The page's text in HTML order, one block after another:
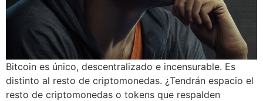
Bitcoin es único, descentralizado e incensurable. Es
distinto al resto de criptomonedas. ¿Tendrán espacio el
resto de criptomonedas o tokens que respalden